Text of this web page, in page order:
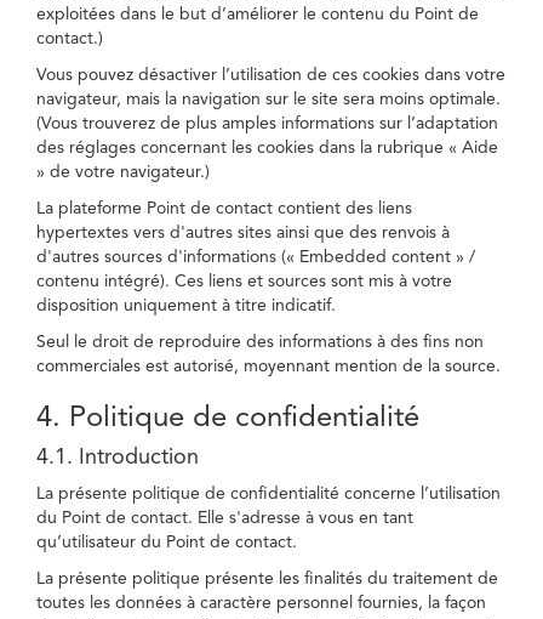
exploitées dans le but d’améliorer le contenu du Point de
contact.)
Vous pouvez désactiver l’utilisation de ces cookies dans votre
navigateur, mais la navigation sur le site sera moins optimale.
(Vous trouverez de plus amples informations sur l’adaptation
des réglages concernant les cookies dans la rubrique « Aide
» de votre navigateur.)
La plateforme Point de contact contient des liens
hypertextes vers d'autres sites ainsi que des renvois à
d'autres sources d'informations (« Embedded content » /
contenu intégré). Ces liens et sources sont mis à votre
disposition uniquement à titre indicatif.
Seul le droit de reproduire des informations à des fins non
commerciales est autorisé, moyennant mention de la source.
4. Politique de confidentialité
4.1. Introduction
La présente politique de confidentialité concerne l’utilisation
du Point de contact. Elle s'adresse à vous en tant
qu’utilisateur du Point de contact.
La présente politique présente les finalités du traitement de
toutes les données à caractère personnel fournies, la façon